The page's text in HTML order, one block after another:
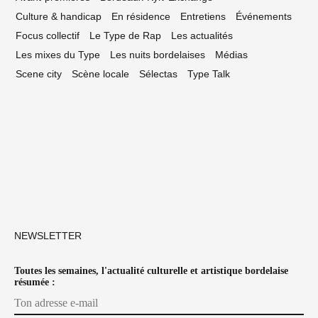
Culture & handicap
En résidence Entretiens
Événements
Focus collectif
Le Type de Rap
Les actualités
Les mixes du Type
Les nuits bordelaises
Médias
Scene city
Scène locale Sélectas Type Talk
NEWSLETTER
Toutes les semaines, l'actualité culturelle et artistique bordelaise
résumée :